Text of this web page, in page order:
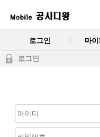
로그인 마
로그인